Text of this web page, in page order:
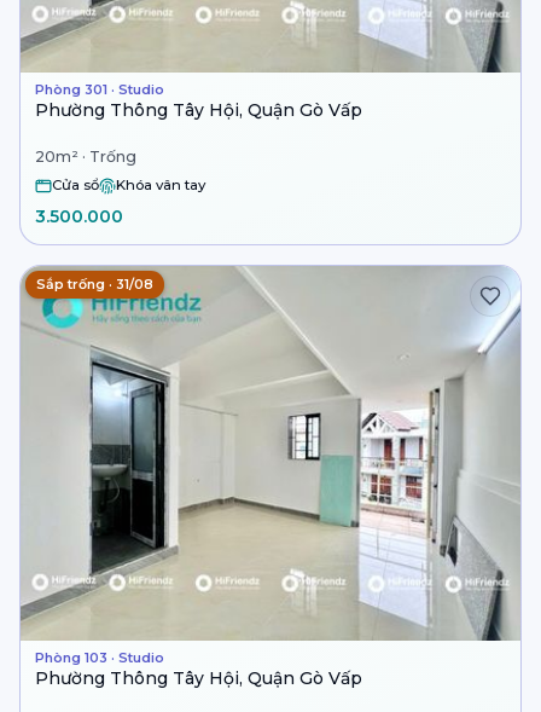
Phòng 301 · Studio
Phường Thông Tây Hội, Quận Gò Vấp
20m² · Trống
Cửa sổ Khóa vân tay
3.500.000
Sắp trống · 31/08
Phòng 103 · Studio
Phường Thông Tây Hội, Quận Gò Vấp